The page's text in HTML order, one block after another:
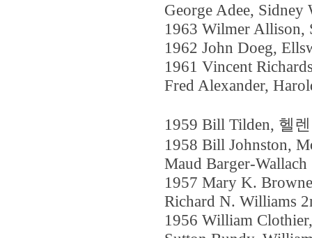
George Adee, Sidney
1963 Wilmer Allison,
1962 John Doeg,
1961 Vincent
Fred Alexander,
1959 Bill Tilden, 헬
1958 Bill Johnston,
Maud Barger-Wallach
1957 Mary K.
Richard N. Williams
1956 William